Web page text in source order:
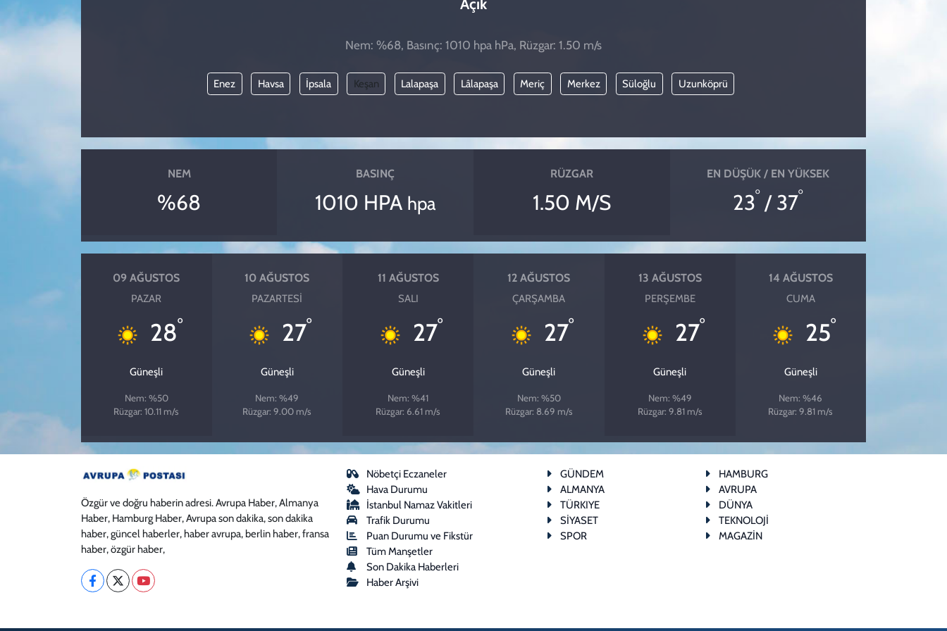
Nem: %68, Basınç: 1010 hpa hPa, Rüzgar: 1.50 m/s
Enez Havsa İpsala Keşan Lalapaşa Lâlapaşa Meriç Merkez Süloğlu Uzunköprü
NEM
%68
BASINÇ
1010 HPA hpa
RÜZGAR
1.50 M/S
EN DÜŞÜK / EN YÜKSEK
23° / 37°
09 AĞUSTOS
PAZAR
28°
Güneşli
Nem: %50
Rüzgar: 10.11 m/s
10 AĞUSTOS
PAZARTESI
27°
Güneşli
Nem: %49
Rüzgar: 9.00 m/s
11 AĞUSTOS
SALI
27°
Güneşli
Nem: %41
Rüzgar: 6.61 m/s
12 AĞUSTOS
ÇARŞAMBA
27°
Güneşli
Nem: %50
Rüzgar: 8.69 m/s
13 AĞUSTOS
PERŞEMBE
27°
Güneşli
Nem: %49
Rüzgar: 9.81 m/s
14 AĞUSTOS
CUMA
25°
Güneşli
Nem: %46
Rüzgar: 9.81 m/s
Özgür ve doğru haberin adresi. Avrupa Haber, Almanya
Haber, Hamburg Haber, Avrupa son dakika, son dakika
haber, güncel haberler, haber avrupa, berlin haber, fransa
haber, özgür haber,
Nöbetçi Eczaneler
Hava Durumu
İstanbul Namaz Vakitleri
Trafik Durumu
Puan Durumu ve Fikstür
Tüm Manşetler
Son Dakika Haberleri
Haber Arşivi
GÜNDEM
HAMBURG
ALMANYA
AVRUPA
TÜRKIYE
DÜNYA
SİYASET
TEKNOLOJİ
SPOR
MAGAZİN
KADIN